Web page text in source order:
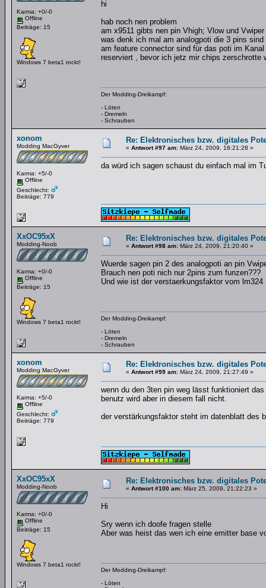
Karma: +0/-0
Offline
Beiträge: 15
Windows 7 beta1 rockt!
hi
hab noch nen problem
am x9511 gibts nen pin Vhigh; Vlow und Vwiper
was denk ich mal am analogpoti die 3 pins sind
am feature connector sind für das poti im
reserviert , bevor ich jetz mir chips
Der Modding-Dreikampf:
- Löten
- Dremeln
- Schrauben
xonom
Modding MacGyver
Karma: +5/-0
Offline
Geschlecht:
Beiträge: 779
Re: Elektronisches bzw. digitales
« Antwort #97 am: März 24, 2009, 18:21:28 »
da würd ich sagen schaust du einfach mal im
XxOC95xX
Modding-Noob
Karma: +0/-0
Offline
Beiträge: 15
Windows 7 beta1 rockt!
Re: Elektronisches bzw. digitales
« Antwort #98 am: März 24, 2009, 21:20:40 »
Wuerde sagen pin 2 des analogpoti an pin
Brauch nen poti nich nur 2pins zum funzen???
Und wie ist der verstaerkungsfaktor vom lm324
Der Modding-Dreikampf:
- Löten
- Dremeln
- Schrauben
xonom
Modding MacGyver
Karma: +5/-0
Offline
Geschlecht:
Beiträge: 779
Re: Elektronisches bzw. digitales
« Antwort #99 am: März 24, 2009, 21:27:49 »
wenn du den 3ten pin weg lässt funktioniert
benutz wird aber in diesem fall nicht.
der verstärkungsfaktor steht im datenblatt des
XxOC95xX
Modding-Noob
Karma: +0/-0
Offline
Beiträge: 15
Windows 7 beta1 rockt!
Re: Elektronisches bzw. digitales
« Antwort #100 am: März 25, 2009, 21:22:23 »
Hi
Sry wenn ich doofe fragen stelle
Aber was heist das wen ich eine emitter base
Der Modding-Dreikampf:
- Löten